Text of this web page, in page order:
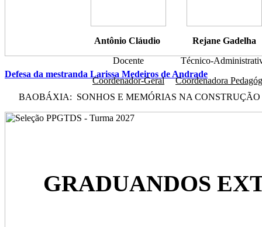
Defesa da mestranda Larissa Medeiros de Andrade
BAOBÁXIA: SONHOS E MEMÓRIAS NA CONSTRUÇÃO
Antônio Cláudio
Docente
Coordenador-Geral
Rejane Gadelha
Técnico-
Coordenadora
GRADUANDOS